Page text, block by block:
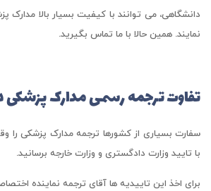
دانشگاهی، می توانند با کیفیت بسیار بالا مدارک
نمایند. همین حالا با ما تماس بگیرید.
تفاوت ترجمه رسمی مدارک پزشکی
سفارت بسیاری از کشورها ترجمه مدارک پزشکی را
با تایید وزارت دادگستری و وزارت خارجه برسانید.
برای اخذ این تاییدیه ها آقای ترجمه نماینده